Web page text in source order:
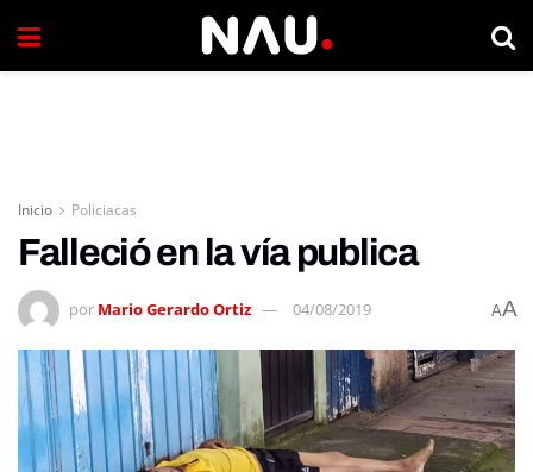
Inicio Policiacas
Falleció en la vía publica
por Mario Gerardo Ortiz 04/08/2019 AA